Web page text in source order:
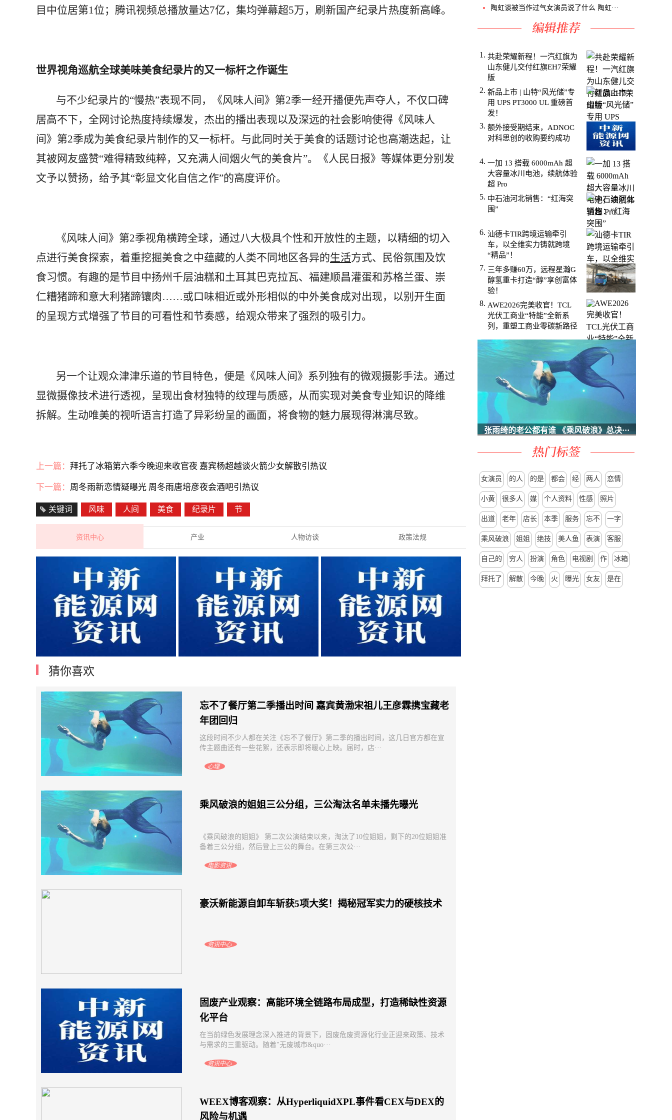
陶虹谈被当作过气女演员说了什么 陶虹···
共赴荣耀新程！一汽红旗为
山东健儿交付红旗EH7荣耀
版
​新品上市 | 山特“风光储”专
用 UPS PT3000 UL 重磅首
发！
额外接受期结束，ADNOC
对科思创的收购要约成功
一加 13 搭载 6000mAh 超
大容量冰川电池，续航体验
超 Pro
中石油河北销售：“红海突
围”
汕德卡TIR跨境运输牵引
车，以全维实力铸就跨境
“精品”！
三年多赚60万，远程星瀚G
醇氢重卡打造“醇”享创富体
验！
AWE2026完美收官！TCL
光伏工商业“特能”全新系
列，重塑工商业零碳新路径
张雨绮的老公都有谁 《乘风破浪》总决···
女演员 的人 的是 都会 经 两人 恋情
小黄 很多人 媒 个人资料 性感 照片
出道 老年 店长 本季 服务 忘不 一字
乘风破浪 姐姐 绝技 美人鱼 表演 客服
自己的 穷人 扮演 角色 电视剧 作 冰箱
拜托了 解散 今晚 火 曝光 女友 是在
目中位居第1位；腾讯视频总播放量达7亿，集均弹幕超5万，刷新国产纪录片热度新高峰。
世界视角巡航全球美味美食纪录片的又一标杆之作诞生
与不少纪录片的“慢热”表现不同，《风味人间》第2季一经开播便先声夺人，不仅口碑
居高不下，全网讨论热度持续爆发，杰出的播出表现以及深远的社会影响使得《风味人
间》第2季成为美食纪录片制作的又一标杆。与此同时关于美食的话题讨论也高潮迭起，让
其被网友盛赞“难得精致纯粹，又充满人间烟火气的美食片”。《人民日报》等媒体更分别发
文予以赞扬，给予其“彰显文化自信之作”的高度评价。
《风味人间》第2季视角横跨全球，通过八大极具个性和开放性的主题，以精细的切入
点进行美食探索，着重挖掘美食之中蕴藏的人类不同地区各异的生活方式、民俗氛围及饮
食习惯。有趣的是节目中扬州千层油糕和土耳其巴克拉瓦、福建顺昌灌蛋和苏格兰蛋、崇
仁糟猪蹄和意大利猪蹄镶肉……或口味相近或外形相似的中外美食成对出现，以别开生面
的呈现方式增强了节目的可看性和节奏感，给观众带来了强烈的吸引力。
另一个让观众津津乐道的节目特色，便是《风味人间》系列独有的微观摄影手法。通过
显微摄像技术进行透视，呈现出食材独特的纹理与质感，从而实现对美食专业知识的降维
拆解。生动唯美的视听语言打造了异彩纷呈的画面，将食物的魅力展现得淋漓尽致。
上一篇： 拜托了冰箱第六季今晚迎来收官夜 嘉宾杨超越谈火箭少女解散引热议
下一篇： 周冬雨新恋情疑曝光 周冬雨唐培彦夜会酒吧引热议
关键词 风味 人间 美食 纪录片 节
资讯中心 产业 人物访谈 政策法规
十五五规划建议发布：持续提高新能源
替代
猜你喜欢
忘不了餐厅第二季播出时间 嘉宾黄渤宋祖儿王彦霖携宝藏老
年团回归
这段时间不少人都在关注《忘不了餐厅》第二季的播出时间，这几日官方都在宣
传主题曲还有一些花絮，还表示即将暖心上映。届时，店···
心理
乘风破浪的姐姐三公分组，三公淘汰名单未播先曝光
《乘风破浪的姐姐》 第二次公演结束以来，淘汰了10位姐姐，剩下的20位姐姐准
备着三公分组，然后登上三公的舞台。在第三次公···
电影资讯
豪沃新能源自卸车斩获5项大奖！揭秘冠军实力的硬核技术
资讯中心
固废产业观察：高能环境全链路布局成型，打造稀缺性资源
化平台
在当前绿色发展理念深入推进的背景下，固废危废资源化行业正迎来政策、技术
与需求的三重驱动。随着"无废城市&quo···
资讯中心
WEEX博客观察：从HyperliquidXPL事件看CEX与DEX的
风险与机遇